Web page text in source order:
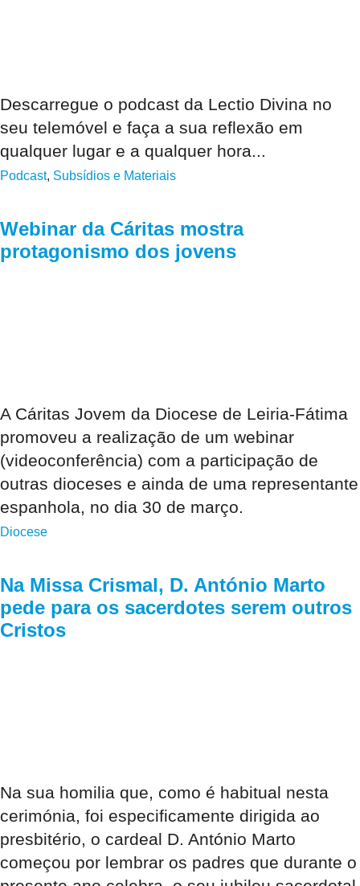
Descarregue o podcast da Lectio Divina no
seu telemóvel e faça a sua reflexão em
qualquer lugar e a qualquer hora...
Podcast, Subsídios e Materiais
Webinar da Cáritas mostra
protagonismo dos jovens
A Cáritas Jovem da Diocese de Leiria-Fátima
promoveu a realização de um webinar
(videoconferência) com a participação de
outras dioceses e ainda de uma representante
espanhola, no dia 30 de março.
Diocese
Na Missa Crismal, D. António Marto
pede para os sacerdotes serem outros
Cristos
Na sua homilia que, como é habitual nesta
cerimónia, foi especificamente dirigida ao
presbitério, o cardeal D. António Marto
começou por lembrar os padres que durante o